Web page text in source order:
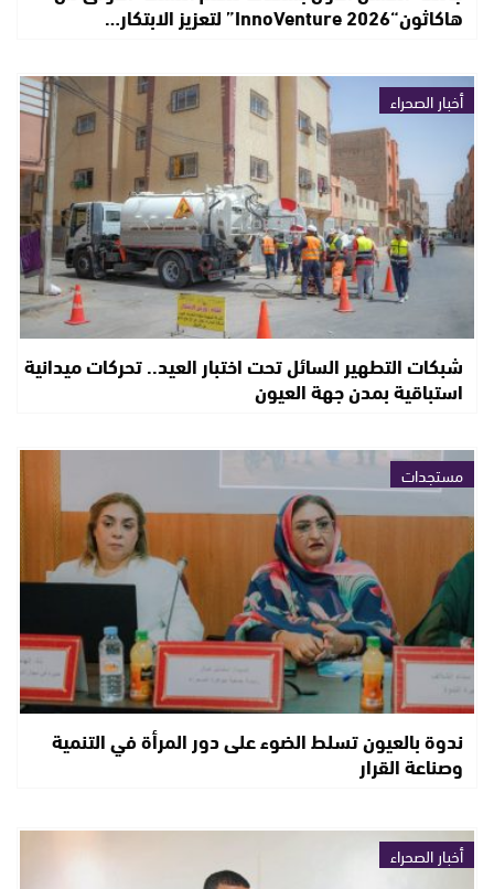
هاكاثون“InnoVenture 2026” لتعزيز الابتكار…
أخبار الصحراء
شبكات التطهير السائل تحت اختبار العيد.. تحركات ميدانية
استباقية بمدن جهة العيون
مستجدات
ندوة بالعيون تسلط الضوء على دور المرأة في التنمية
وصناعة القرار
أخبار الصحراء